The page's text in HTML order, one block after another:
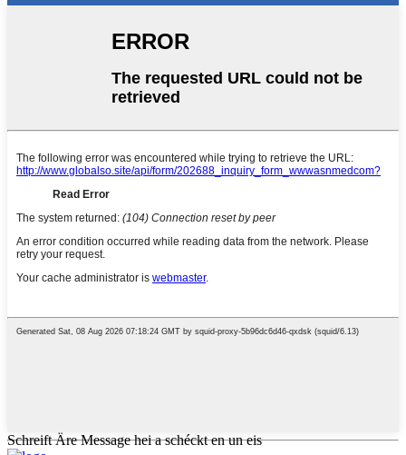
Schreift Äre Message hei a schéckt en un eis